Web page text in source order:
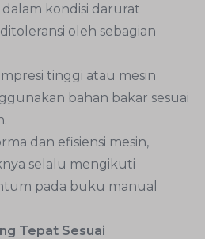
kondisi darurat
oleh sebagian
tinggi atau mesin
bahan bakar sesuai
dan efisiensi mesin,
selalu mengikuti
pada buku manual
Tepat Sesuai